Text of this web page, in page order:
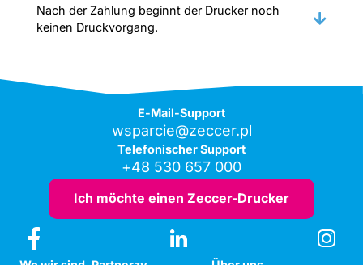
Nach der Zahlung beginnt der Drucker noch
keinen Druckvorgang.
E-Mail-Support
wsparcie@zeccer.pl
Telefonischer Support
+48 530 657 000
Ich möchte einen Zeccer-Drucker